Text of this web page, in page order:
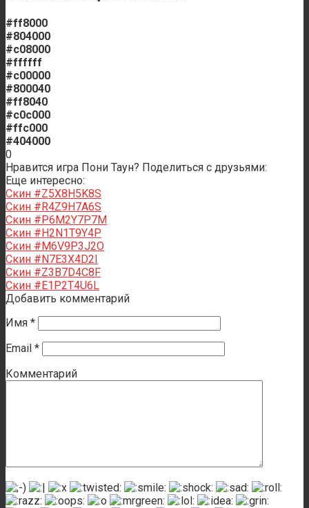
#ff8000
#804000
#c08000
#ffffff
#c00000
#800040
#ff8040
#c0c000
#ffc000
#404000
0
Нравится игра Пони Таун? Поделиться с друзьями:
Еще интересно:
Скин #Z5X8H5K8S
Скин #R4Z9H7A6S
Скин #P6M2Y7P7M
Скин #H2N1T9Y4P
Скин #M6V9P3J2O
Скин #N7E3X4D2I
Скин #Z3B7D4C8F
Скин #E1P2T4U6L
Добавить комментарий
Имя *
Email *
Комментарий